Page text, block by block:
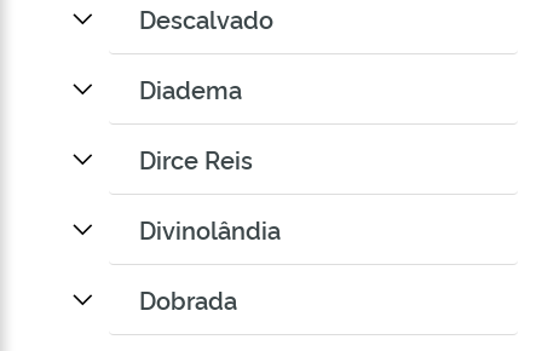
Descalvado
Diadema
Dirce Reis
Divinolândia
Dobrada